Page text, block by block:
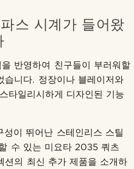
스 시계가 들어왔
반영하여 친구들이 부러워할
습니다. 정장이나 블레이저와
타일리시하게 디자인된 기능
이 뛰어난 스테인리스 스틸
수 있는 미요타 2035 쿼츠
션의 최신 추가 제품을 소개하